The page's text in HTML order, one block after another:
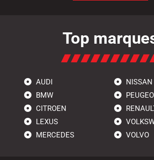
Top
AUDI
BMW
CITROEN
LEXUS
MERCEDES
NISSAN
VOLVO